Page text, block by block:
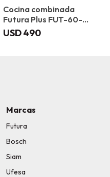
Cocina combinada
Futura Plus FUT-60-
CM31B Valencia
USD490
Marcas
Futura
Bosch
Siam
Ufesa